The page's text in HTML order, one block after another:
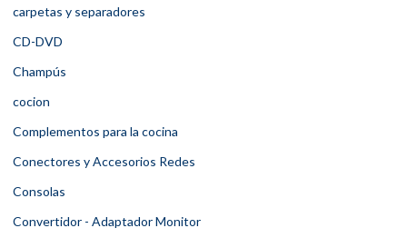
carpetas y separadores
CD-DVD
Champús
cocion
Complementos para la cocina
Conectores y Accesorios Redes
Consolas
Convertidor - Adaptador Monitor